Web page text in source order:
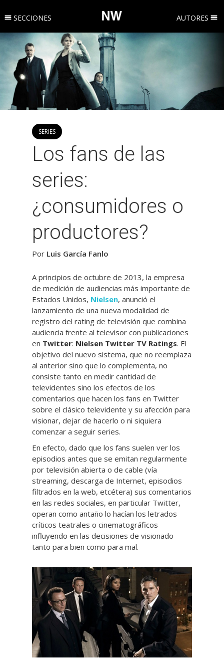
SECCIONES AUTORES
SERIES
Los fans de las
series:
¿consumidores o
productores?
Por Luis García Fanlo
A principios de octubre de 2013, la empresa
de medición de audiencias más importante de
Estados Unidos, Nielsen, anunció el
lanzamiento de una nueva modalidad de
registro del rating de televisión que combina
audiencia frente al televisor con publicaciones
en Twitter: Nielsen Twitter TV Ratings. El
objetivo del nuevo sistema, que no reemplaza
al anterior sino que lo complementa, no
consiste tanto en medir cantidad de
televidentes sino los efectos de los
comentarios que hacen los fans en Twitter
sobre el clásico televidente y su afección para
visionar, dejar de hacerlo o ni siquiera
comenzar a seguir series.
En efecto, dado que los fans suelen ver los
episodios antes que se emitan regularmente
por televisión abierta o de cable (vía
streaming, descarga de Internet, episodios
filtrados en la web, etcétera) sus comentarios
en las redes sociales, en particular Twitter,
operan como antaño lo hacían los letrados
críticos teatrales o cinematográficos
influyendo en las decisiones de visionado
tanto para bien como para mal.